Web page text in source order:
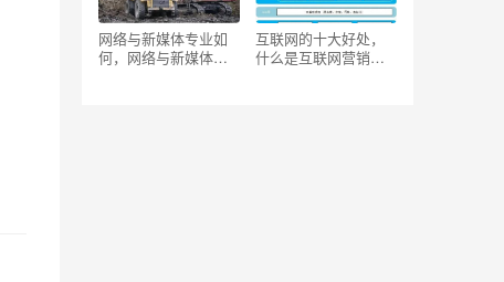
网络与新媒体专业如
何，网络与新媒体这
互联网的十大好处，
什么是互联网营销